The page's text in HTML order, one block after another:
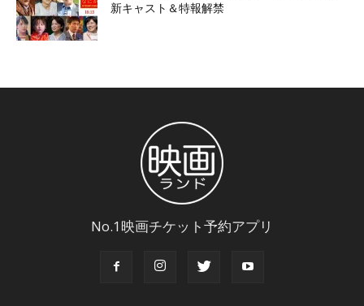
新キャスト＆特報解禁
No.1映画チケット予約アプリ